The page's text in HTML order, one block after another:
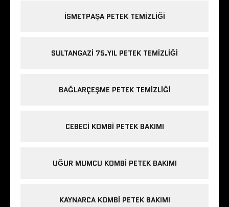
ISMETPAŞA PETEK TEMIZLIĞI
SULTANGAZI 75.YIL PETEK TEMIZLIĞI
BAĞLARÇEŞME PETEK TEMIZLIĞI
CEBECI KOMBI PETEK BAKIMI
UĞUR MUMCU KOMBI PETEK BAKIMI
KAYNARCA KOMBI PETEK BAKIMI